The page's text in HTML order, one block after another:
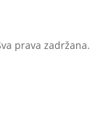
prava zadržana.